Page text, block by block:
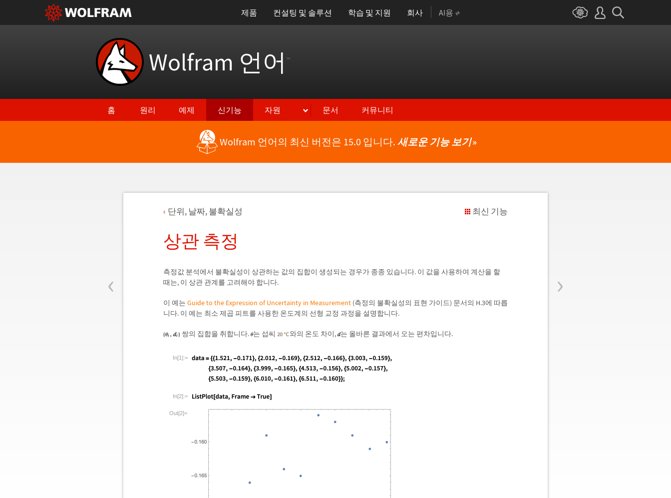
제품 컨설팅 및 솔루션 학습 및 지원 회사 AI용
Wolfram 언어 ™
홈 원리 예제 신기능 자원 문서 커뮤니티
Wolfram 언어의 최신 버전은 15.0 입니다. 새로운 기능 보기»
‹ ›
단위, 날짜, 불확실성 최신 기능
상관 측정
측정값 분석에서 불확실성이 상관하는 값의 집합이 생성되는 경우가 종종 있습니다. 이 값을 사용하여 계산을 할
때는, 이 상관 관계를 고려해야 합니다.
이 예는 Guide to the Expression of Uncertainty in Measurement (측정의 불확실성의 표현 가이드) 문서의 H.3에 따릅
니다. 이 예는 최소 제곱 피트를 사용한 온도계의 선형 교정 과정을 설명합니다.
쌍의 집합을 취합니다. 는 섭씨 와의 온도 차이, 는 올바른 결과에서 오는 편차입니다.
In[1]:=
In[2]:=
Out[2]=